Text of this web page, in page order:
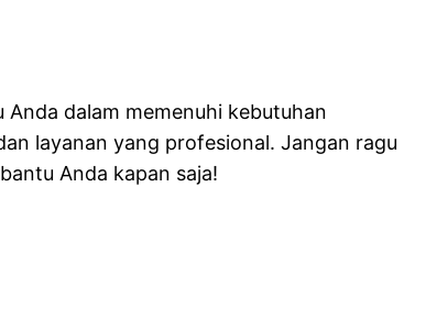
Anda dalam memenuhi kebutuhan
layanan yang profesional. Jangan ragu
Anda kapan saja!